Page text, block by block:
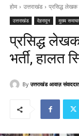
होम उत्तराखंड प्रसिद्ध लेखक
उत्तराखंड देहरादून मुख्य
प्रसिद्ध
भर्ती, हालत
By उत्तराखंड आवाज़